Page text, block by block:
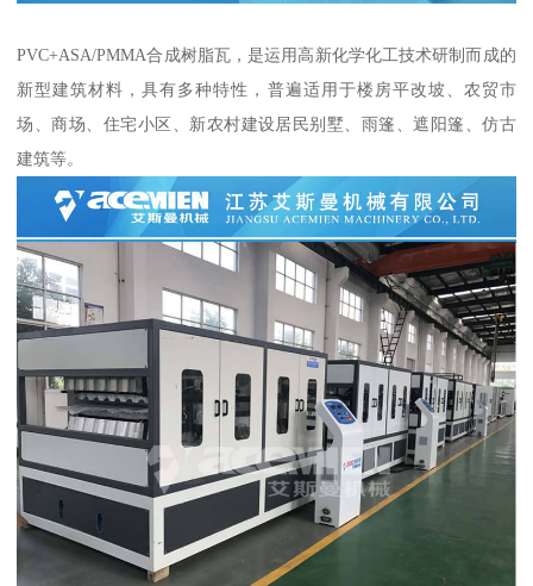
PVC+ASA/PMMA合成树脂瓦，是运用高新化学化工技术研制而成的
新型建筑材料，具有多种特性，普遍适用于楼房平改坡、农贸市
场、商场、住宅小区、新农村建设居民别墅、雨篷、遮阳篷、仿古
建筑等。